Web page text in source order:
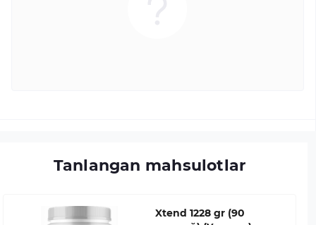
Tanlangan mahsulotlar
Xtend 1228 gr (90